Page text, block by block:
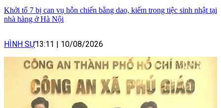
Khởi tố 7 bị can vụ hỗn chiến bằng dao, kiếm trong tiệc sinh nhật tại
nhà hàng ở Hà Nội
HÌNH SỰ13:11 10/08/2026